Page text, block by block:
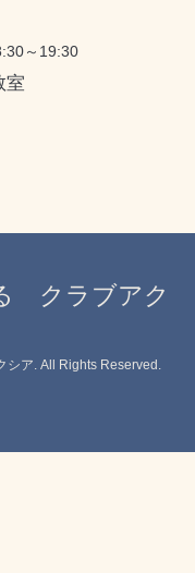
～19:30
室
クラブアク
シア . All Rights Reserved.